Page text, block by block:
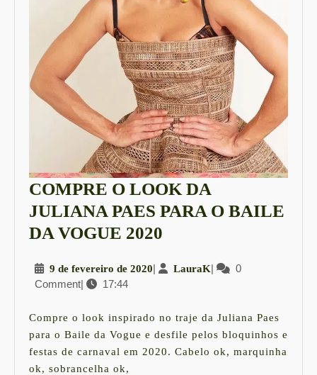
COMPRE O LOOK DA
JULIANA PAES PARA O BAILE
DA VOGUE 2020
LOOK
JULIANA
PAES
PARA
9 de fevereiro de 20209
de
2020
| LauraKLauraK
|
0
Comment| 17:44
Compre o look inspirado no traje da Juliana Paes
para o Baile da Vogue e desfile pelos bloquinhos e
festas de carnaval em 2020. Cabelo ok, marquinha
ok, sobrancelha ok,